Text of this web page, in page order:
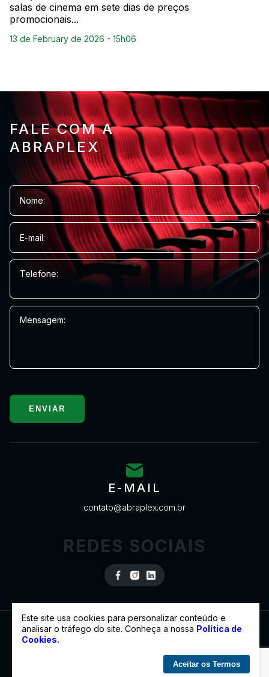
Este site usa cookies para personalizar conteúdo e
analisar o tráfego do site. Conheça a nossa Política de
Cookies.
Aceitar os Termos
salas de cinema em sete dias de preços
promocionais...
13 de February de 2026 - 15h06
FALE COM A
ABRAPLEX
Nome:
E-mail:
Telefone:
Mensagem:
ENVIAR
E-MAIL
contato@abraplex.com.br
REDES SOCIAIS
© 2022 ABRAPLEX - TODOS OS DIREITOS RESERVADOS